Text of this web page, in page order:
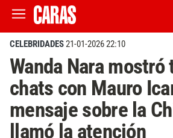
CELEBRIDADES21-01-2026 22:10
Wanda Nara mostró
chats con Mauro
mensaje sobre la
llamó la atención